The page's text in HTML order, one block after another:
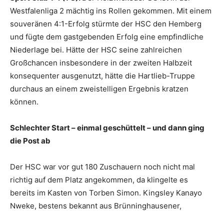
Westfalenliga 2 mächtig ins Rollen gekommen. Mit einem
souveränen 4:1-Erfolg stürmte der HSC den Hemberg
und fügte dem gastgebenden Erfolg eine empfindliche
Niederlage bei. Hätte der HSC seine zahlreichen
Großchancen insbesondere in der zweiten Halbzeit
konsequenter ausgenutzt, hätte die Hartlieb-Truppe
durchaus an einem zweistelligen Ergebnis kratzen
können.
Schlechter Start – einmal geschüttelt – und dann ging
die Post ab
Der HSC war vor gut 180 Zuschauern noch nicht mal
richtig auf dem Platz angekommen, da klingelte es
bereits im Kasten von Torben Simon. Kingsley Kanayo
Nweke, bestens bekannt aus Brünninghausener,